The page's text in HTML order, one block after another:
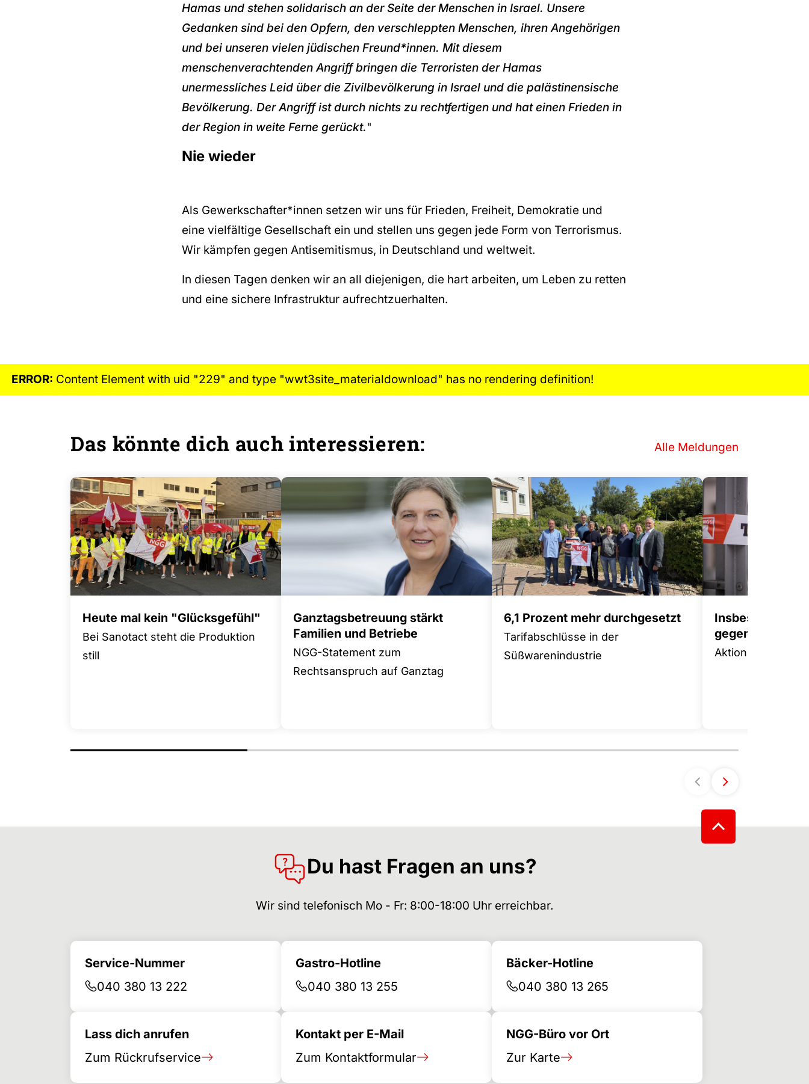
Hamas und stehen solidarisch an der Seite der Menschen in Israel. Unsere
Gedanken sind bei den Opfern, den verschleppten Menschen, ihren Angehörigen
und bei unseren vielen jüdischen Freund*innen. Mit diesem
menschenverachtenden Angriff bringen die Terroristen der Hamas
unermessliches Leid über die Zivilbevölkerung in Israel und die palästinensische
Bevölkerung. Der Angriff ist durch nichts zu rechtfertigen und hat einen Frieden in
der Region in weite Ferne gerückt."
Nie wieder
Als Gewerkschafter*innen setzen wir uns für Frieden, Freiheit, Demokratie und
eine vielfältige Gesellschaft ein und stellen uns gegen jede Form von Terrorismus.
Wir kämpfen gegen Antisemitismus, in Deutschland und weltweit.
In diesen Tagen denken wir an all diejenigen, die hart arbeiten, um Leben zu retten
und eine sichere Infrastruktur aufrechtzuerhalten.
ERROR: Content Element with uid "229" and type "wwt3site_materialdownload" has no rendering definition!
Das könnte dich auch interessieren: Alle Meldungen
Heute mal kein "Glücksgefühl"
Bei Sanotact steht die Produktion
still
Ganztagsbetreuung stärkt
Familien und Betriebe
NGG-Statement zum
Rechtsanspruch auf Ganztag
6,1 Prozent mehr durchgesetzt
Tarifabschlüsse in der
Süßwarenindustrie
Insbesondere
gegen
Aktionsplan für
Du hast Fragen an uns?
Wir sind telefonisch Mo - Fr: 8:00-18:00 Uhr erreichbar.
Service-Nummer
040 380 13 222
Gastro-Hotline
040 380 13 255
Bäcker-Hotline
040 380 13 265
Lass dich anrufen
Zum Rückrufservice
Kontakt per E-Mail
Zum Kontaktformular
NGG-Büro vor Ort
Zur Karte